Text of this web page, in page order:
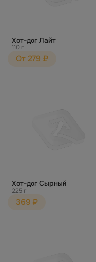
Хот-дог Лайт
110 г
От 279 ₽
Хот-дог Сырный
225 г
369 ₽